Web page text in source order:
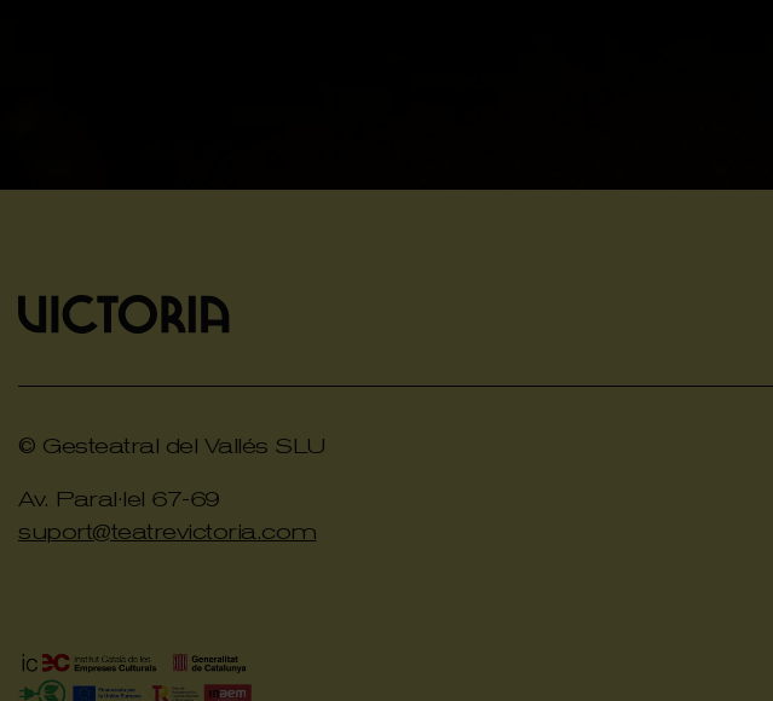
© Gesteatral del Vallés SLU
Av. Paral·lel 67-69
suport@teatrevictoria.com